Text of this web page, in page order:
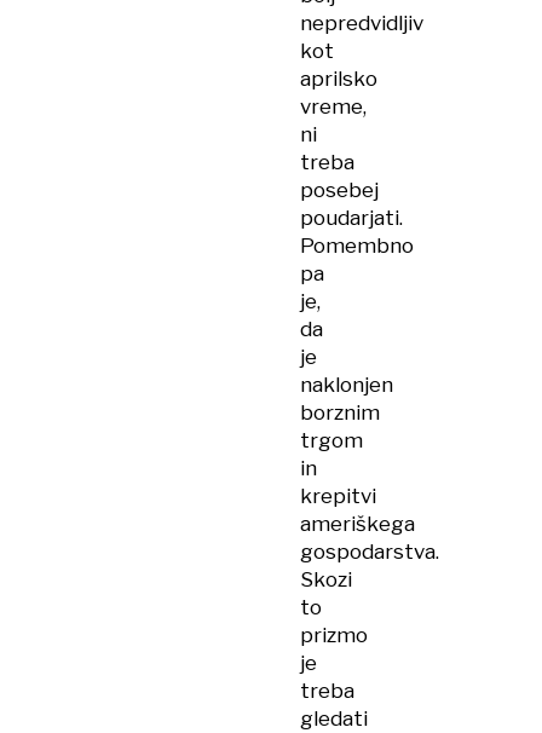
nepredvidljiv
kot
aprilsko
vreme,
ni
treba
posebej
poudarjati.
Pomembno
pa
je,
da
je
naklonjen
borznim
trgom
in
krepitvi
ameriškega
gospodarstva.
Skozi
to
prizmo
je
treba
gledati